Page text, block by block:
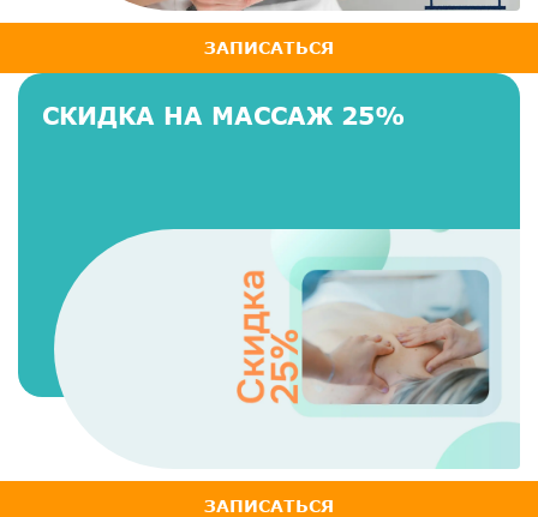
ЗАПИСАТЬСЯ
СКИДКА НА МАССАЖ 25%
ЗАПИСАТЬСЯ